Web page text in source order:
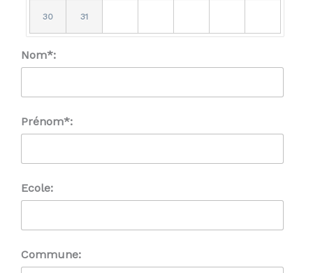
30 31
Nom*:
Prénom*:
Ecole:
Commune: